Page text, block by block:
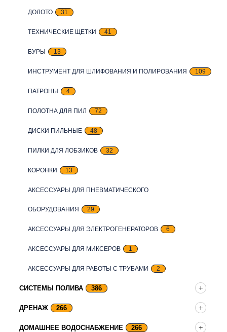
ДОЛОТО 31
ТЕХНИЧЕСКИЕ ЩЕТКИ 41
БУРЫ 13
ИНСТРУМЕНТ ДЛЯ ШЛИФОВАНИЯ И ПОЛИРОВАНИЯ 109
ПАТРОНЫ 4
ПОЛОТНА ДЛЯ ПИЛ 72
ДИСКИ ПИЛЬНЫЕ 48
ПИЛКИ ДЛЯ ЛОБЗИКОВ 32
КОРОНКИ 13
АКСЕССУАРЫ ДЛЯ ПНЕВМАТИЧЕСКОГО
ОБОРУДОВАНИЯ 29
АКСЕССУАРЫ ДЛЯ ЭЛЕКТРОГЕНЕРАТОРОВ 6
АКСЕССУАРЫ ДЛЯ МИКСЕРОВ 1
АКСЕССУАРЫ ДЛЯ РАБОТЫ С ТРУБАМИ 2
СИСТЕМЫ ПОЛИВА 386
ДРЕНАЖ 266
ДОМАШНЕЕ ВОДОСНАБЖЕНИЕ 266